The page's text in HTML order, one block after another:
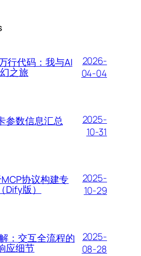
行代码：我与AI
之旅
2026-
04-04
参数信息汇总
2025-
10-31
协议构建专
Dify版）
2025-
10-29
：交互全流程的
应细节
2025-
08-28